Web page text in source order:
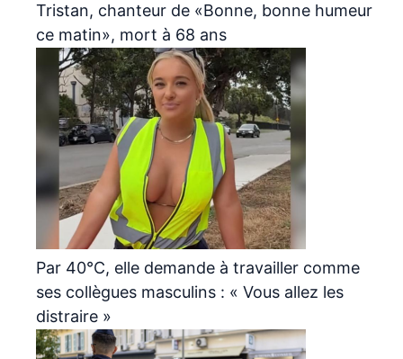
Tristan, chanteur de «Bonne, bonne humeur
ce matin», mort à 68 ans
Par 40°C, elle demande à travailler comme
ses collègues masculins : « Vous allez les
distraire »